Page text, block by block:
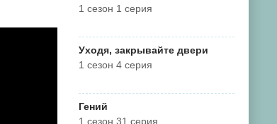
1 сезон 1 серия
Уходя, закрывайте двери
1 сезон 4 серия
Гений
1 сезон 31 серия